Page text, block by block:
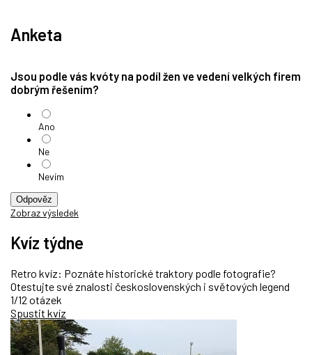
Anketa
Jsou podle vás kvóty na podíl žen ve vedení velkých firem
dobrým řešením?
Ano
Ne
Nevím
Odpověz
Zobraz výsledek
Kvíz týdne
Retro kvíz: Poznáte historické traktory podle fotografie?
Otestujte své znalosti československých i světových legend
1/12 otázek
Spustit kvíz